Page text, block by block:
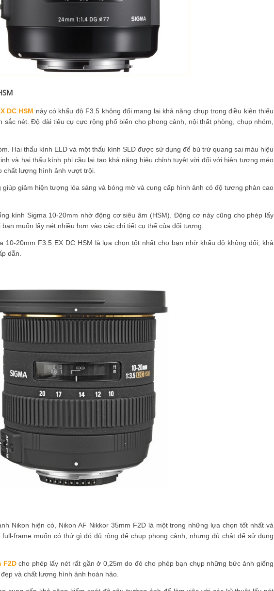
DC HSM này có khẩu độ F3.5 không đổi mang lại khả năng chụp trong điều kiện thiếu
sắc nét. Độ dài tiêu cự cực rộng phổ biến cho phong cảnh, nội thất phòng, chụp nhóm,
Hai thấu kính ELD và một thấu kính SLD được sử dụng để bù trừ quang sai màu hiệu
và hai thấu kính phi cầu lai tạo khả năng hiệu chỉnh tuyệt vời đối với hiện tượng méo
chất lượng hình ảnh vượt trội.
giảm hiện tượng lóa sáng và bóng mờ và cung cấp hình ảnh có độ tương phản cao
kính Sigma 10-20mm nhờ động cơ siêu âm (HSM). Động cơ này cũng cho phép lấy
muốn lấy nét nhiều hơn vào các chi tiết cụ thể của đối tượng.
10-20mm F3.5 EX DC HSM là lựa chọn tốt nhất cho bạn nhờ khẩu độ không đổi, khả
dẫn.
Nikon hiện có, Nikon AF Nikkor 35mm F2D là một trong những lựa chọn tốt nhất và
frame muốn có thứ gì đó đủ rộng để chụp phong cảnh, nhưng đủ chật để sử dụng
F2D cho phép lấy nét rất gần ở 0,25m do đó cho phép bạn chụp những bức ảnh giống
và chất lượng hình ảnh hoàn hảo.